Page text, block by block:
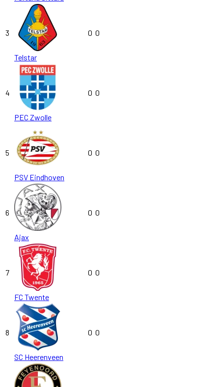
3
Telstar
0 0
4
PEC Zwolle
0 0
5
PSV Eindhoven
0 0
6
Ajax
0 0
7
FC Twente
0 0
8
SC Heerenveen
0 0